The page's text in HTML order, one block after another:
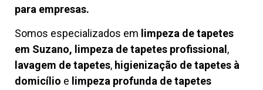
para empresas.
Somos especializados em limpeza de tapetes
em Suzano, limpeza de tapetes profissional ,
lavagem de tapetes, higienização de tapetes à
domicílio e limpeza profunda de tapetes